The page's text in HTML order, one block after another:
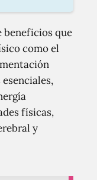
beneficios que
como el
físicas,
y